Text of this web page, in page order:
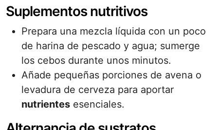
Suplementos nutritivos
Prepara una mezcla líquida con un poco
de harina de pescado y agua; sumerge
los cebos durante unos minutos.
Añade pequeñas porciones de avena o
levadura de cerveza para aportar
nutrientes esenciales.